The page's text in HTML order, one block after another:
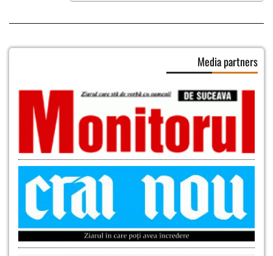
Media partners